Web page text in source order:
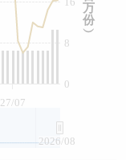
27/07
0
8
2026/08
万
份
︶